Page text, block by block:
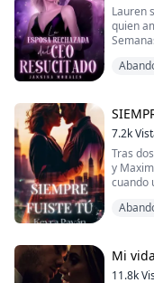
Lauren
quien
antes,
7.2k
Tras
y
cuando
El
Lo que
Mi
11.8k